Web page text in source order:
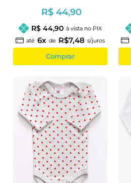
R$ 44,90
R$ 44,90 à vista no PIX
até 6x de R$7,48 s/juros
Comprar